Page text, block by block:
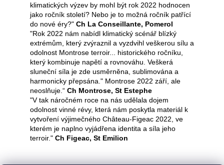
klimatických výzev by mohl být rok 2022 hodnocen
jako ročník století? Nebo je to možná ročník patřící
do nové éry?" Ch La Conseillante, Pomerol
"Rok 2022 nám nabídl klimatický scénář blízký
extrémům, který zvýraznil a vyzdvihl veškerou sílu a
odolnost Montrose terroir... historického ročníku,
který kombinuje napětí a rovnováhu. Veškerá
sluneční síla je zde usměrněna, sublimována a
harmonicky přepsána." Montrose 2022 září, ale
neoslňuje.“ Ch Montrose, St Estephe
"V tak náročném roce na nás udělala dojem
odolnost vinné révy, která nám poskytla materiál k
vytvoření výjimečného Château-Figeac 2022, ve
kterém je naplno vyjádřena identita a síla jeho
terroir." Ch Figeac, St Emilion